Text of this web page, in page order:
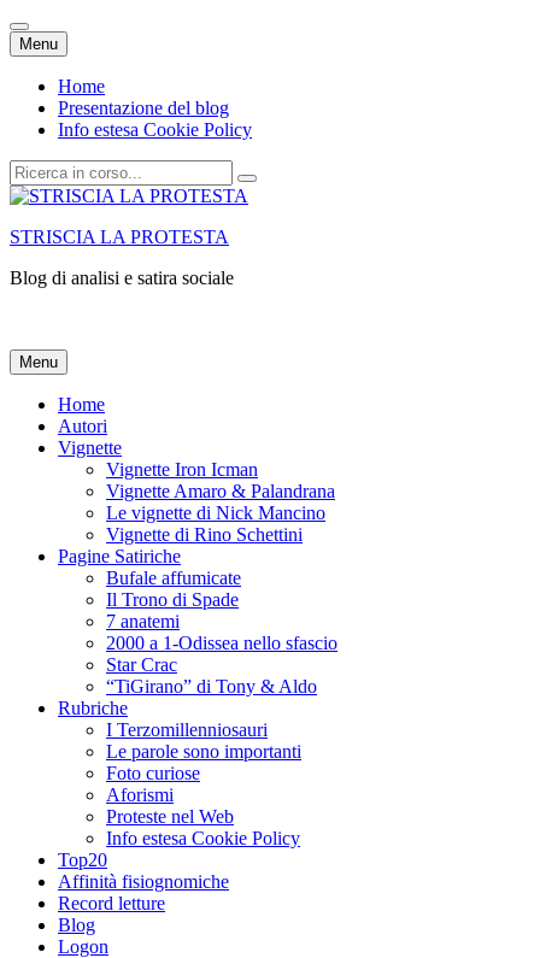
Menu Vai
al
contenuto
Home
Presentazione del blog
Info estesa Cookie Policy
Cerca:
STRISCIA LA PROTESTA
Blog di analisi e satira sociale
Menu Vai
al
contenuto
Home
Autori
Vignette
Vignette Iron Icman
Vignette Amaro & Palandrana
Le vignette di Nick Mancino
Vignette di Rino Schettini
Pagine Satiriche
Bufale affumicate
Il Trono di Spade
7 anatemi
2000 a 1-Odissea nello sfascio
Star Crac
“TiGirano” di Tony & Aldo
Rubriche
I Terzomillenniosauri
Le parole sono importanti
Foto curiose
Aforismi
Proteste nel Web
Info estesa Cookie Policy
Top20
Affinità fisiognomiche
Record letture
Blog
Logon